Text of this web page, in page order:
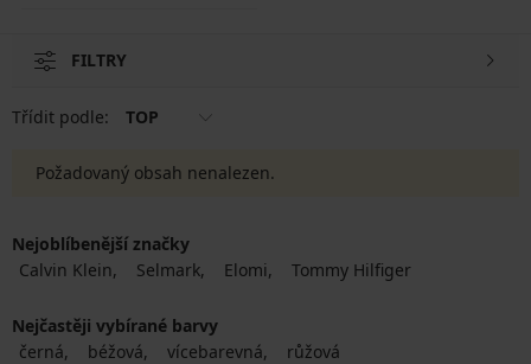
FILTRY
Třídit podle: TOP
Požadovaný obsah nenalezen.
Nejoblíbenější značky
Calvin Klein
Selmark Elomi Tommy Hilfiger
Nejčastěji vybírané barvy
černá
béžová vícebarevná růžová